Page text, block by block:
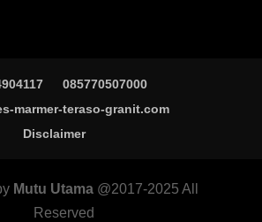
085770507000
marmer-teraso-granit.com
Disclaimer
Mutu Utama@2017-2025 All
Reserved